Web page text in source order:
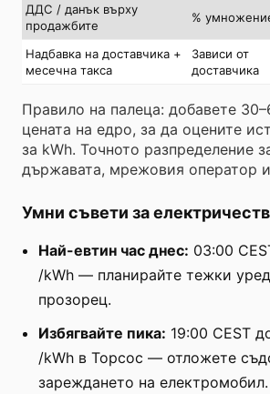
ДДС / данък върху
продажбите
%
Надбавка на доставчика +
месечна такса
Зависи от
доставчика
Правило на палеца: добавете
цената на едро, за да оцените
за kWh. Точното разпределение
държавата, мрежовия оператор
Умни съвети за
Най-евтин час днес: 03:00
/kWh — планирайте тежки
прозорец.
Избягвайте пика: 19:00 CEST
/kWh в Торсос — отложете
зареждането на електромобил.